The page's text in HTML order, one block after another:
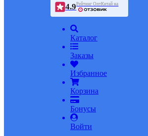
4.9Рейтинг ОптКитай на
Каталог
Заказы
Избранное
Корзина
Бонусы
Войти